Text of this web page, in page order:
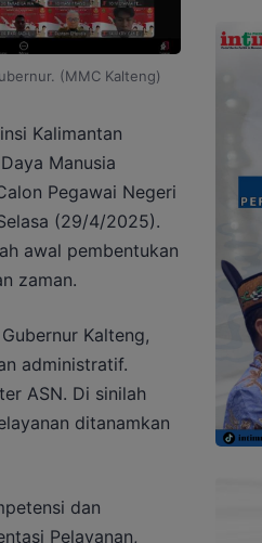
(MMC Kalteng)
Kalimantan
Manusia
Pegawai Negeri
(29/4/2025).
awal pembentukan
zaman.
Kalteng,
administratif.
ASN. Di sinilah
ditanamkan
dan
Pelayanan,